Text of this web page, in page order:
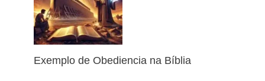
Exemplo de Obediencia na Bíblia